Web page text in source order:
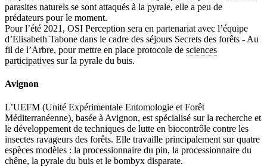
parasites naturels se sont attaqués à la pyrale, elle a peu de
prédateurs pour le moment.
Pour l’été 2021, OSI Perception sera en partenariat avec l’équipe
d’Elisabeth Tabone dans le cadre des séjours Secrets des forêts - Au
fil de l’Arbre, pour mettre en place protocole de sciences
participatives sur la pyrale du buis.
Avignon
L’UEFM (Unité Expérimentale Entomologie et Forêt
Méditerranéenne), basée à Avignon, est spécialisé sur la recherche et
le développement de techniques de lutte en biocontrôle contre les
insectes ravageurs des forêts. Elle travaille principalement sur quatre
espèces modèles : la processionnaire du pin, la processionnaire du
chêne, la pyrale du buis et le bombyx disparate.